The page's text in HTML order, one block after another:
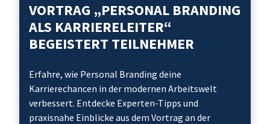
VORTRAG „PERSONAL BRANDING
ALS KARRIERELEITER“
BEGEISTERT TEILNEHMER
Erfahre, wie Personal Branding deine
Karrierechancen in der modernen Arbeitswelt
verbessert. Entdecke Experten-Tipps und
praxisnahe Einblicke aus dem Vortrag an der